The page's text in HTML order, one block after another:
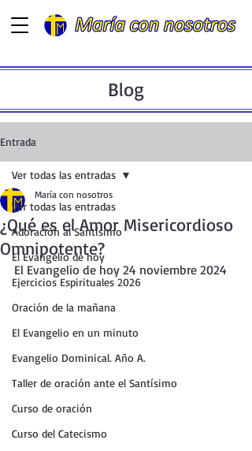
Blog
Entrada
Ver todas las entradas
Adoración al Santísimo
El Evangelio de hoy
Ejercicios Espirituales 2026
Oración de la mañana
El Evangelio en un minuto
Evangelio Dominical. Año A.
Taller de oración ante el Santísimo
Curso de oración
Curso del Catecismo
Ver todas las entradas
¿Qué es el Amor Misericordioso
Omnipotente?
María con nosotros
El Evangelio de hoy 24 noviembre 2024